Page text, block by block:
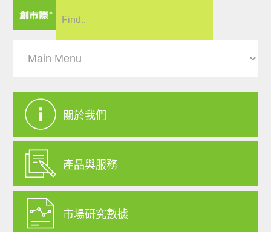
關於我們
產品與服務
市場研究數據